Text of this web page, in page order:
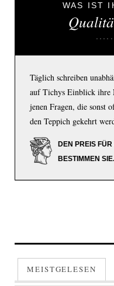
WAS IST
Täglich schreiben
auf Tichys Einblick ihre
jenen Fragen, die sonst
den Teppich gekehrt
DEN PREIS
BESTIMMEN SIE.
MEISTGELESEN